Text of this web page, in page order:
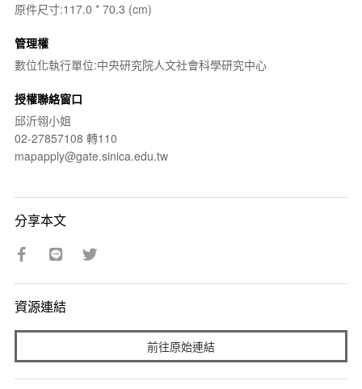
原件尺寸:117.0 * 70.3 (cm)
管理權
數位化執行單位:中央研究院人文社會科學研究中心
授權聯絡窗口
邱沂翎小姐
02-27857108 轉110
mapapply@gate.sinica.edu.tw
分享本文
資源連結
前往原始連結